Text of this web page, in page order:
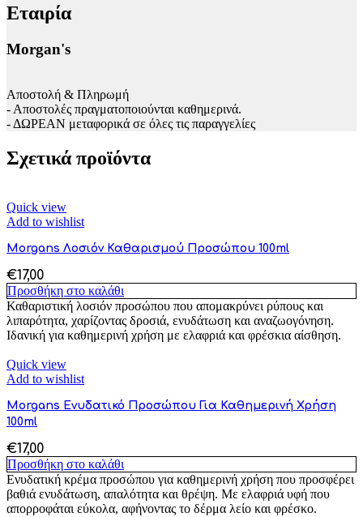
Εταιρία
Morgan's
Αποστολή & Πληρωμή
- Αποστολές πραγματοποιούνται καθημερινά.
- ΔΩΡΕΑΝ μεταφορικά σε όλες τις παραγγελίες
Σχετικά προϊόντα
Quick view
Add to wishlist
Morgans Λοσιόν Καθαρισμού Προσώπου 100ml
€17,00
Προσθήκη στο καλάθι
Καθαριστική λοσιόν προσώπου που απομακρύνει ρύπους και
λιπαρότητα, χαρίζοντας δροσιά, ενυδάτωση και αναζωογόνηση.
Ιδανική για καθημερινή χρήση με ελαφριά και φρέσκια αίσθηση.
Quick view
Add to wishlist
Morgans Ενυδατικό Προσώπου Για Καθημερινή Χρήση
100ml
€17,00
Προσθήκη στο καλάθι
Ενυδατική κρέμα προσώπου για καθημερινή χρήση που προσφέρει
βαθιά ενυδάτωση, απαλότητα και θρέψη. Με ελαφριά υφή που
απορροφάται εύκολα, αφήνοντας το δέρμα λείο και φρέσκο.